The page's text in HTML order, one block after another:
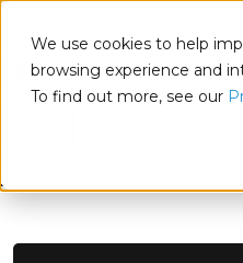
We use cookies to help
browsing experience and
To find out more, see our